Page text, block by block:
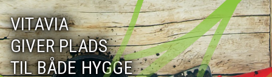
VITAVIA
GIVER PLADS
TIL BÅDE HYGGE